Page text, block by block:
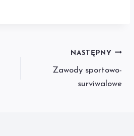
NASTĘPNY
Zawody sportowo-
surviwalowe